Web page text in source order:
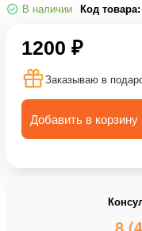
В наличии Код товара:
1200 ₽
Заказываю в
Добавить в корзину